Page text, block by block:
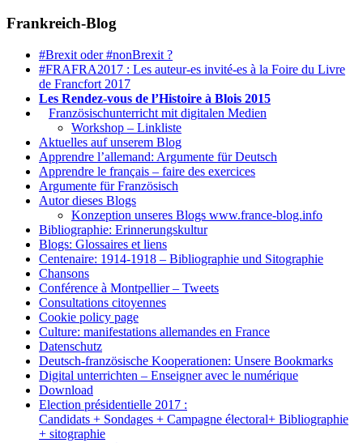
Frankreich-Blog
#Brexit oder #nonBrexit ?
#FRAFRA2017 : Les auteur-es invité-es à la Foire du Livre
de Francfort 2017
Les Rendez-vous de l’Histoire à Blois 2015
Französischunterricht mit digitalen Medien
Workshop – Linkliste
Aktuelles auf unserem Blog
Apprendre l’allemand: Argumente für Deutsch
Apprendre le français – faire des exercices
Argumente für Französisch
Autor dieses Blogs
Konzeption unseres Blogs www.france-blog.info
Bibliographie: Erinnerungskultur
Blogs: Glossaires et liens
Centenaire: 1914-1918 – Bibliographie und Sitographie
Chansons
Conférence à Montpellier – Tweets
Consultations citoyennes
Cookie policy page
Culture: manifestations allemandes en France
Datenschutz
Deutsch-französische Kooperationen: Unsere Bookmarks
Digital unterrichten – Enseigner avec le numérique
Download
Election présidentielle 2017 :
Candidats + Sondages + Campagne électoral+ Bibliographie
+ sitographie